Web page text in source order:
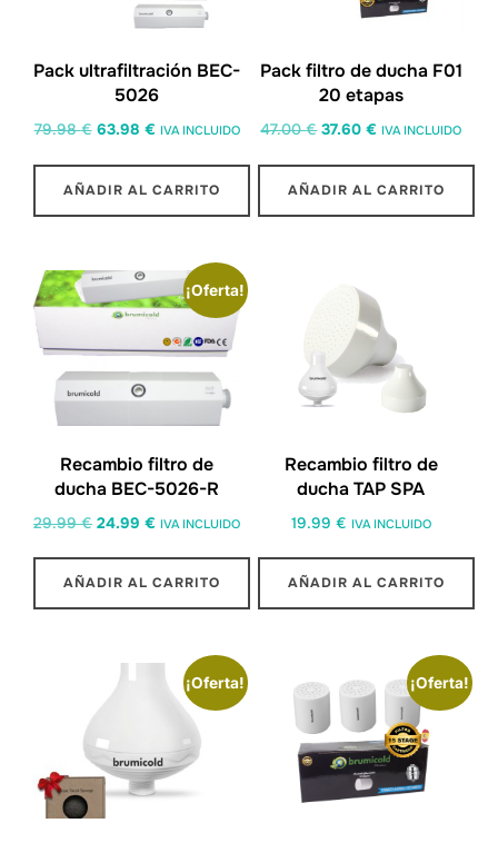
Pack ultrafiltración BEC-
5026
79.98€ 63.98 € IVA INCLUIDO
AÑADIR AL CARRITO
Pack filtro de ducha F01
20 etapas
47.00€ 37.60€ IVA INCLUIDO
AÑADIR AL CARRITO
¡Oferta!
Recambio filtro de
ducha BEC-5026-R
29.99€ 24.99€ IVA INCLUIDO
AÑADIR AL CARRITO
Recambio filtro de
ducha TAP SPA
19.99 € IVA INCLUIDO
AÑADIR AL CARRITO
¡Oferta! ¡Oferta!